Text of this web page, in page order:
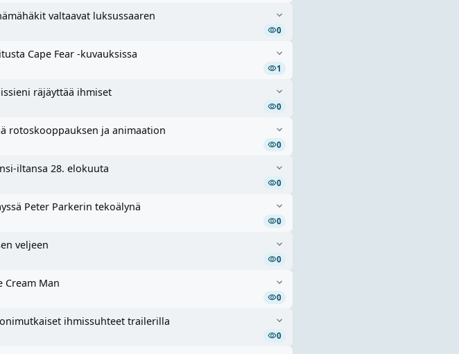
valtaavat luksussaaren
0
Cape Fear -kuvauksissa
1
räjäyttää ihmiset
0
rotoskooppauksen ja animaation
0
iltansa 28. elokuuta
0
Peter Parkerin tekoälynä
0
veljeen
0
Cream Man
0
ihmissuhteet trailerilla
0